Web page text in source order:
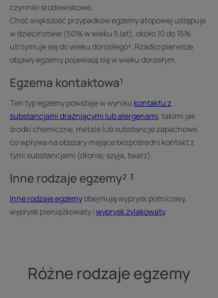
czynniki środowiskowe.
Choć większość przypadków egzemy atopowej ustępuje
w dzieciństwie (50% w wieku 5 lat), około 10 do 15%
utrzymuje się do wieku dorosłego⁴. Rzadko pierwsze
objawy egzemy pojawiają się w wieku dorosłym.
Egzema kontaktowa¹
Ten typ egzemy powstaje w wyniku kontaktu z
substancjami drażniącymi lub alergenami, takimi jak
środki chemiczne, metale lub substancje zapachowe,
co wpływa na obszary mające bezpośredni kontakt z
tymi substancjami (dłonie, szyja, twarz).
Inne rodzaje egzemy² ³
Inne rodzaje egzemyobejmują wyprysk potnicowy,
wyprysk pieniążkowaty iwyprysk żylakowaty.
Różne rodzaje egzemy